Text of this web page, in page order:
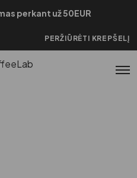
perkant už 50EUR
PERŽIŪRĖTI KREPŠELĮ